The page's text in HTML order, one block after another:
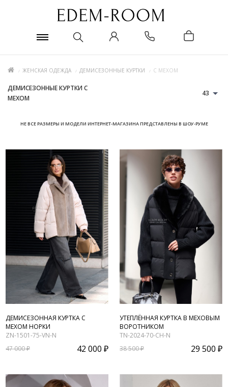
ЖЕНСКАЯ ОДЕЖДА ДЕМИСЕЗОННЫЕ КУРТКИ С МЕХОМ
ДЕМИСЕЗОННЫЕ КУРТКИ С
МЕХОМ
НЕ ВСЕ РАЗМЕРЫ И МОДЕЛИ ИНТЕРНЕТ-МАГАЗИНА ПРЕДСТАВЛЕНЫ В ШОУ-РУМЕ
43
ДЕМИСЕЗОННАЯ КУРТКА С
МЕХОМ НОРКИ
ZN-1501-75-VN-N
47 000 ₽
42 000 ₽
УТЕПЛЁННАЯ КУРТКА В МЕХОВЫМ
ВОРОТНИКОМ
TN-2024-70-CH-N
38 500 ₽
29 500 ₽